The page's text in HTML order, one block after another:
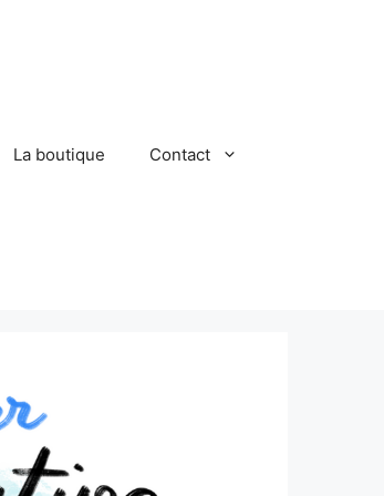
La boutique Contact